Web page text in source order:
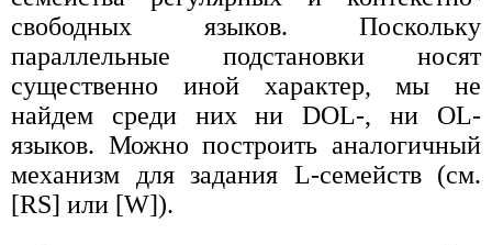
свободных языков. Поскольку
параллельные подстановки носят
существенно иной характер, мы не
найдем среди них ни DOL-, ни OL-
языков. Можно построить аналогичный
механизм для задания L-семейств (см.
[RS] или [W]).